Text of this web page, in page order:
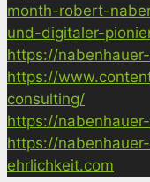
month-robert-
und-digitaler-
https://
https://
consulting/
https://
https://
ehrlichkeit.com